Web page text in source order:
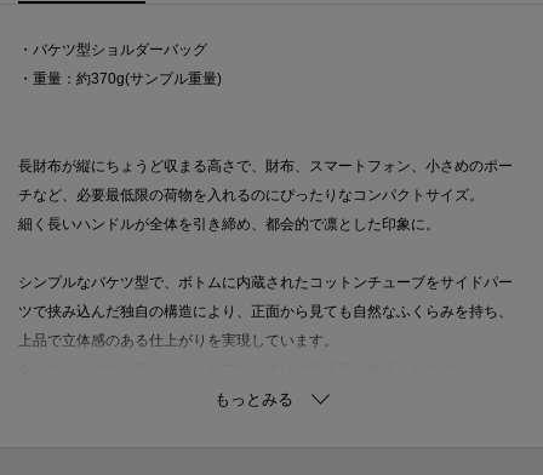
・バケツ型ショルダーバッグ
・重量：約370g(サンプル重量)
長財布が縦にちょうど収まる高さで、財布、スマートフォン、小さめのポー
チなど、必要最低限の荷物を入れるのにぴったりなコンパクトサイズ。
細く長いハンドルが全体を引き締め、都会的で凛とした印象に。
シンプルなバケツ型で、ボトムに内蔵されたコットンチューブをサイドパー
ツで挟み込んだ独自の構造により、正面から見ても自然なふくらみを持ち、
上品で立体感のある仕上がりを実現しています。